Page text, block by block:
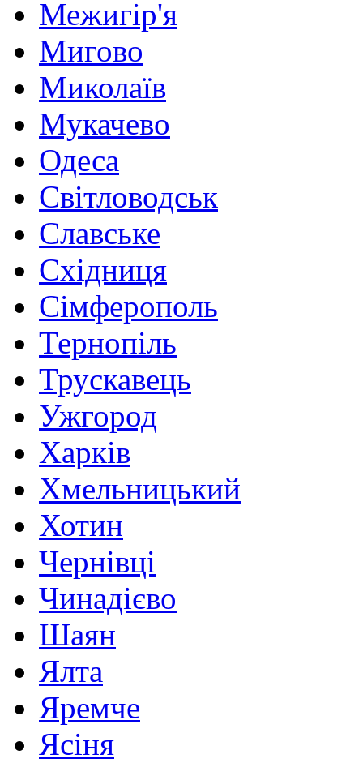
Межигір'я
Мигово
Миколаїв
Мукачево
Одеса
Світловодськ
Славське
Східниця
Сімферополь
Тернопіль
Трускавець
Ужгород
Харків
Хмельницький
Хотин
Чернівці
Чинадієво
Шаян
Ялта
Яремче
Ясіня